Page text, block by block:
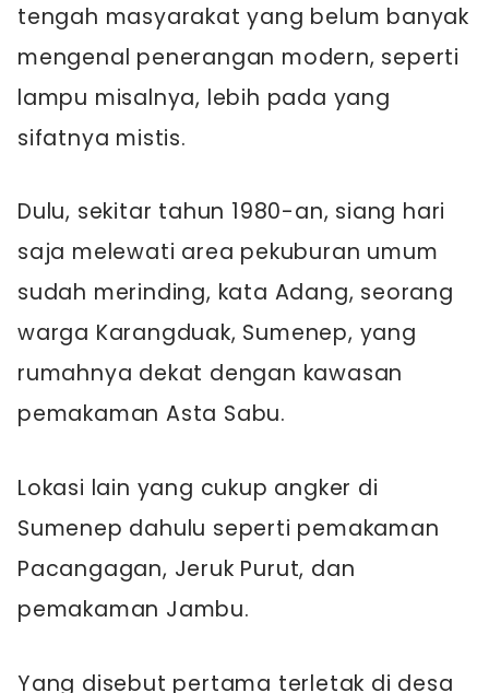
tengah masyarakat yang belum banyak
mengenal penerangan modern, seperti
lampu misalnya, lebih pada yang
sifatnya mistis.
Dulu, sekitar tahun 1980-an, siang hari
saja melewati area pekuburan umum
sudah merinding, kata Adang, seorang
warga Karangduak, Sumenep, yang
rumahnya dekat dengan kawasan
pemakaman Asta Sabu.
Lokasi lain yang cukup angker di
Sumenep dahulu seperti pemakaman
Pacangagan, Jeruk Purut, dan
pemakaman Jambu.
Yang disebut pertama terletak di desa